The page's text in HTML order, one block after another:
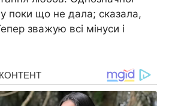
поки що не дала; сказала,
зважую всі мінуси і